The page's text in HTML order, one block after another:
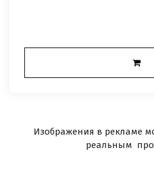
Изображения в рекламе
реальным